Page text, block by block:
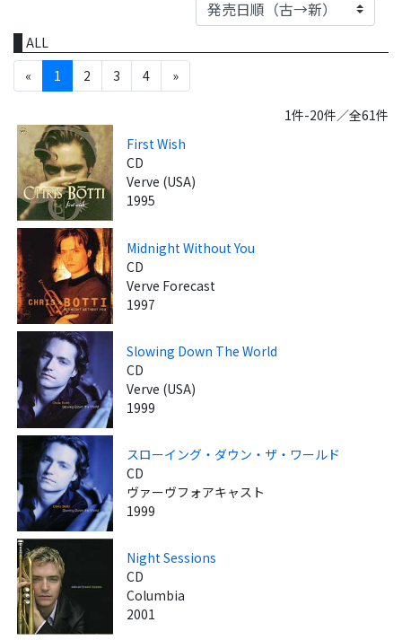
ALL
«
1 2 3 4 »
1件-20件／全61件
First Wish
CD
Verve (USA)
1995
Midnight Without You
CD
Verve Forecast
1997
Slowing Down The World
CD
Verve (USA)
1999
スローイング・ダウン・ザ・ワールド
CD
ヴァーヴフォアキャスト
1999
Night Sessions
CD
Columbia
2001